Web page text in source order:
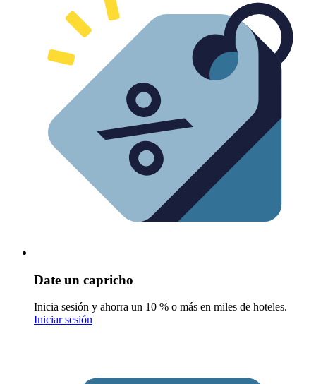
Date un capricho
Inicia sesión y ahorra un 10 % o más en miles de hoteles.
Iniciar sesión